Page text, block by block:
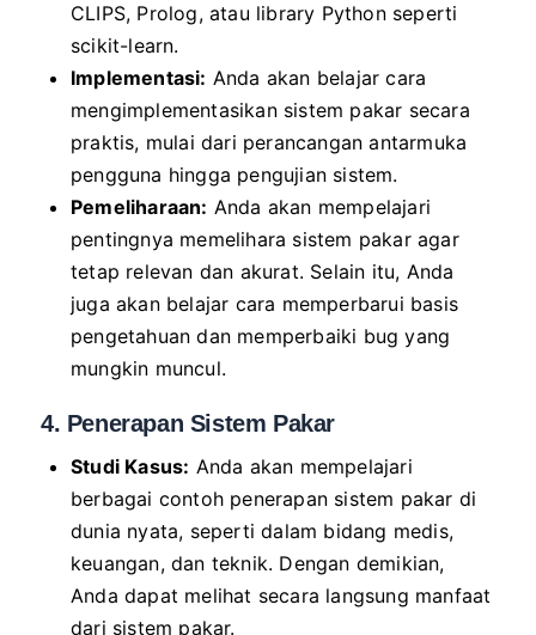
CLIPS, Prolog, atau library Python seperti
scikit-learn.
Implementasi: Anda akan belajar cara
mengimplementasikan sistem pakar secara
praktis, mulai dari perancangan antarmuka
pengguna hingga pengujian sistem.
Pemeliharaan: Anda akan mempelajari
pentingnya memelihara sistem pakar agar
tetap relevan dan akurat. Selain itu, Anda
juga akan belajar cara memperbarui basis
pengetahuan dan memperbaiki bug yang
mungkin muncul.
4. Penerapan Sistem Pakar
Studi Kasus: Anda akan mempelajari
berbagai contoh penerapan sistem pakar di
dunia nyata, seperti dalam bidang medis,
keuangan, dan teknik. Dengan demikian,
Anda dapat melihat secara langsung manfaat
dari sistem pakar.